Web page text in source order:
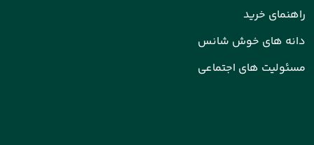
راهنمای خرید
دانه های خوش شانس
مسئولیت های اجتماعی